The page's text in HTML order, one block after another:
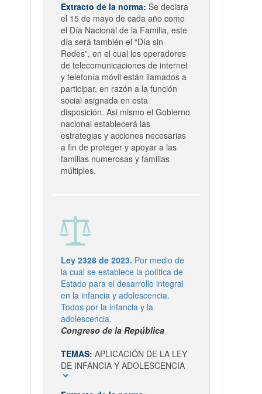
Extracto de la norma: Se declara
el 15 de mayo de cada año como
el Día Nacional de la Familia, este
día será también el “Día sin
Redes”, en el cual los operadores
de telecomunicaciones de internet
y telefonía móvil están llamados a
participar, en razón a la función
social asignada en esta
disposición. Asi mismo el Gobierno
nacional establecerá las
estrategias y acciones necesarias
a fin de proteger y apoyar a las
familias numerosas y familias
múltiples.
Ley 2328 de 2023. Por medio de
la cual se establece la política de
Estado para el desarrollo integral
en la infancia y adolescencia.
Todos por la infancia y la
adolescencia.
Congreso de la República
TEMAS: APLICACIÓN DE LA LEY
DE INFANCIA Y ADOLESCENCIA
expand_more